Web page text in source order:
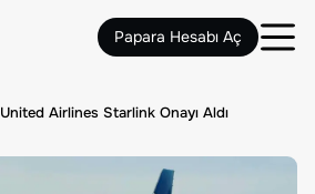
Papara Hesabı Aç
United Airlines Starlink Onayı Aldı